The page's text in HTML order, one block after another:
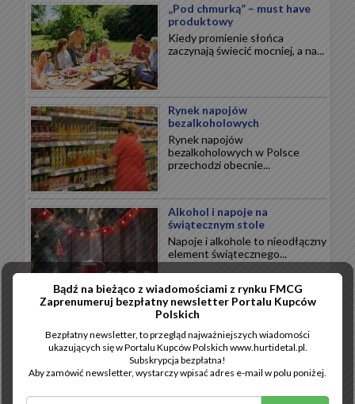
„Pod chmurką” – must have
produktowy
Kiedy promienie słońca
zaczynają świecić mocniej, a na...
Rynek napojów
bezalkoholowych
Rynek napojów
bezalkoholowych w Polsce
przechodzi obecnie...
Alkohol i napoje na
świątecznym stole
Napoje i alkohole to nieodłączny
element świątecznego...
Wytrawne święta
Święta Bożego Narodzenia to
przede wszystkim wytrawne
smaki...
Bądź na bieżąco z wiadomościami z rynku FMCG
Zaprenumeruj bezpłatny newsletter Portalu Kupców
Polskich
Bezpłatny newsletter, to przegląd najważniejszych wiadomości
ukazujących się w Portalu Kupców Polskich www.hurtidetal.pl.
Subskrypcja bezpłatna!
Aby zamówić newsletter, wystarczy wpisać adres e-mail w polu poniżej.